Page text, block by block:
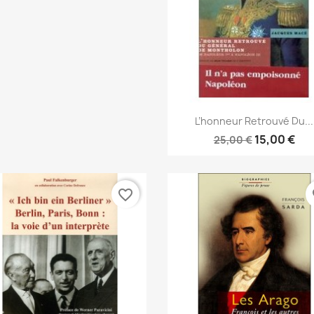
Anteprima
L’honneur Retrouvé Du...
25,00 € 15,00 €
favorite_border